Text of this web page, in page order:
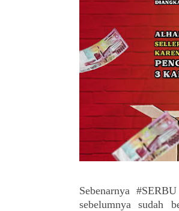
Sebenarnya
sebelumnya sudah